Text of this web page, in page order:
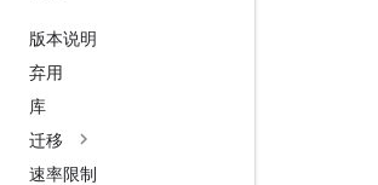
版本说明
弃用
库
迁移
速率限制